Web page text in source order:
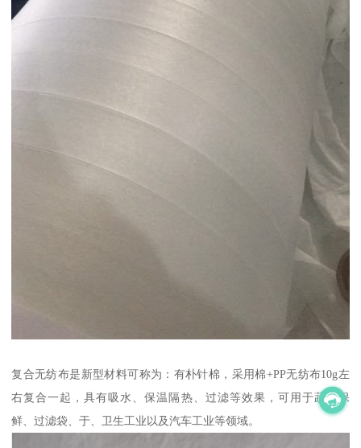
复合无纺布是新型材料可称为：有朴针棉，采用棉+PP无纺布10g左
右复合一起，具有吸水、保温隔热、过滤等效果，可用于蔬菜保
鲜、过滤袋、于、卫生工业以及汽车工业等领域。